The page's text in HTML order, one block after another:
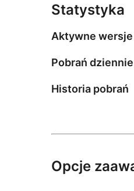
Statystyka
Aktywne wersje
Pobrań dziennie
Historia pobrań
Opcje